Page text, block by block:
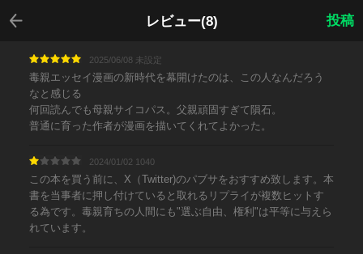
レビュー(8)
戻る
投稿
2025/06/08 未設定
毒親エッセイ漫画の新時代を幕開けたのは、この人なんだろう
なと感じる
何回読んでも母親サイコパス。父親頑固すぎて隕石。
普通に育った作者が漫画を描いてくれてよかった。
2024/01/02 1040
この本を買う前に、X（Twitter)のパブサをおすすめ致します。本
書を当事者に押し付けていると取れるリプライが複数ヒットす
る為です。毒親育ちの人間にも"選ぶ自由、権利"は平等に与えら
れています。